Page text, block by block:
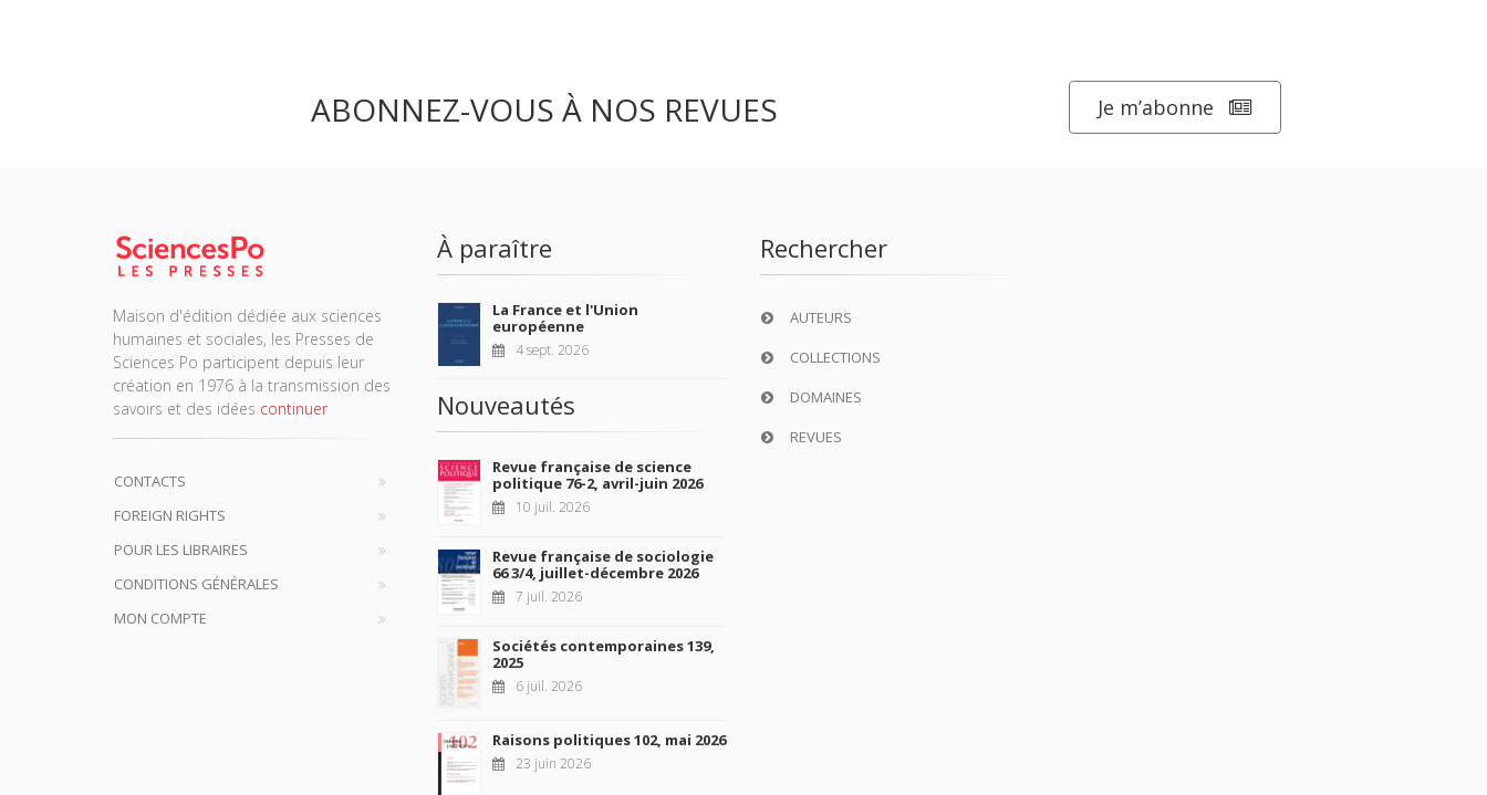
ABONNEZ-VOUS À NOS REVUES Je m’abonne
Maison d'édition dédiée aux sciences
humaines et sociales, les Presses de
Sciences Po participent depuis leur
création en 1976 à la transmission des
savoirs et des idées continuer
CONTACTS
FOREIGN RIGHTS
POUR LES LIBRAIRES
CONDITIONS GÉNÉRALES
MON COMPTE
À paraître
La France et l'Union
européenne
4 sept. 2026
Nouveautés
Revue française de science
politique 76-2, avril-juin 2026
10 juil. 2026
Revue française de sociologie
66 3/4, juillet-décembre 2026
7 juil. 2026
Sociétés contemporaines 139,
2025
6 juil. 2026
Raisons politiques 102, mai 2026
23 juin 2026
Rechercher
AUTEURS
COLLECTIONS
DOMAINES
REVUES